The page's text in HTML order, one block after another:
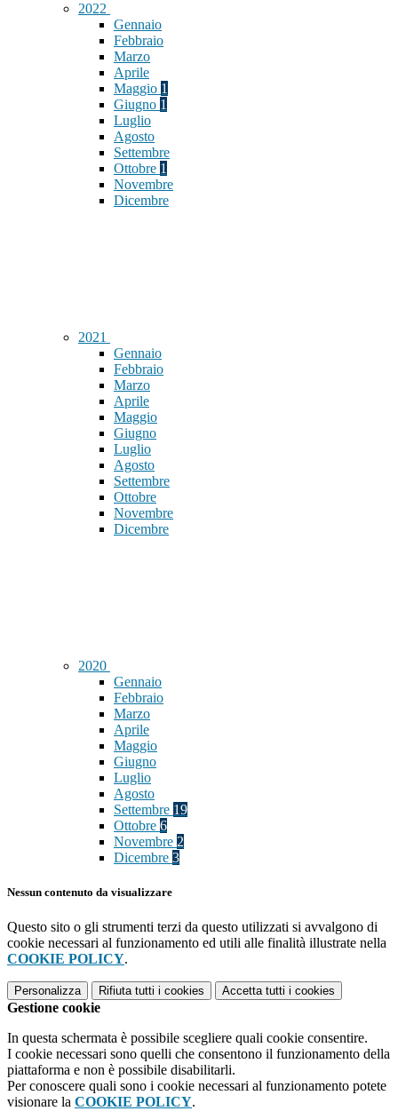
2022
Gennaio
Febbraio
Marzo
Aprile
Maggio 1
Giugno 1
Luglio
Agosto
Settembre
Ottobre 1
Novembre
Dicembre
2021
Gennaio
Febbraio
Marzo
Aprile
Maggio
Giugno
Luglio
Agosto
Settembre
Ottobre
Novembre
Dicembre
2020
Gennaio
Febbraio
Marzo
Aprile
Maggio
Giugno
Luglio
Agosto
Settembre 19
Ottobre 6
Novembre 2
Dicembre 3
Nessun contenuto da visualizzare
Questo sito o gli strumenti terzi da questo utilizzati si avvalgono di
cookie necessari al funzionamento ed utili alle finalità illustrate nella
COOKIE POLICY.
Personalizza Rifiuta tutti i cookies Accetta tutti i cookies
Gestione cookie
In questa schermata è possibile scegliere quali cookie consentire.
I cookie necessari sono quelli che consentono il funzionamento della
piattaforma e non è possibile disabilitarli.
Per conoscere quali sono i cookie necessari al funzionamento potete
visionare la COOKIE POLICY.